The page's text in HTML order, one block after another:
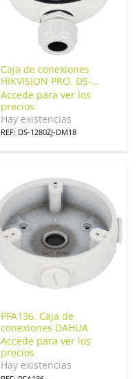
Caja de conexiones
HIKVISION PRO. DS-
1280ZJ-DM18
Accede para ver los
precios
Hay existencias
REF: DS-1280ZJ-DM18
PFA136. Caja de
conexiones DAHUA
Accede para ver los
precios
Hay existencias